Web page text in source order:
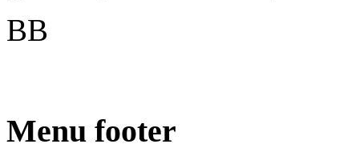
BB
Menu footer